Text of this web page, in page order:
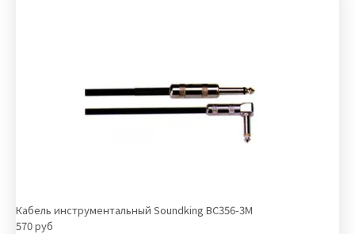
Кабель инструментальный Soundking BC356-3M
570 руб